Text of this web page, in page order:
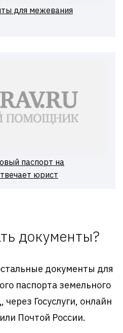
для межевания
паспорт на
юрист
документы?
документы для
паспорта земельного
Госуслуги, онлайн
Почтой России.